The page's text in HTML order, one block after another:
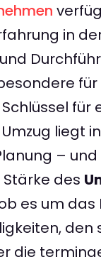
in
für
für
liegt
–
des
es um das
den
die